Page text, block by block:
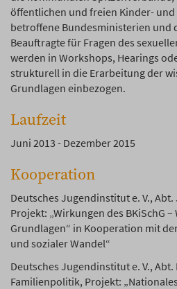
öffentlichen und freien Kinder-
betroffene Bundesministerien und
Beauftragte für Fragen des
werden in Workshops, Hearings
strukturell in die Erarbeitung der
Grundlagen einbezogen.
Laufzeit
Juni 2013 - Dezember 2015
Kooperation
Deutsches Jugendinstitut e. V.,
Projekt: „Wirkungen des BKiSchG
Grundlagen“ in Kooperation mit
und sozialer Wandel“
Deutsches Jugendinstitut e. V., Abt.
Familienpolitik, Projekt: